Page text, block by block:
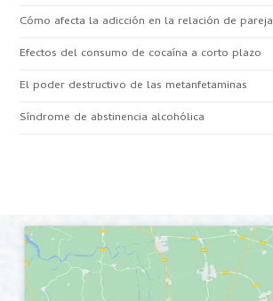
Cómo afecta la adicción en la relación de pareja
Efectos del consumo de cocaína a corto plazo
El poder destructivo de las metanfetaminas
Síndrome de abstinencia alcohólica